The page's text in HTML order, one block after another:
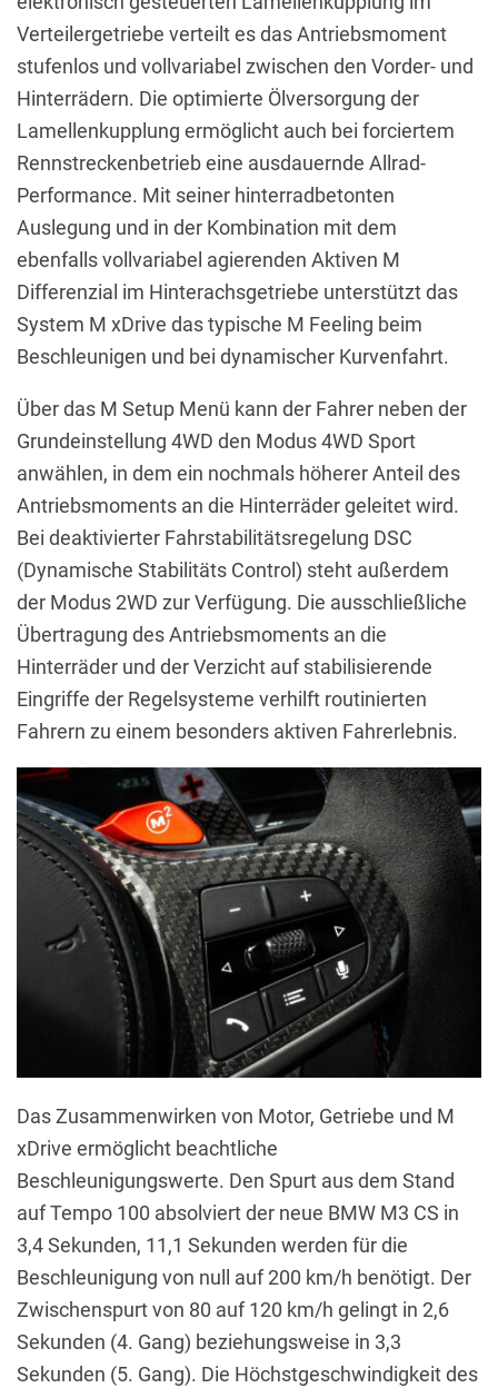
Verteilergetriebe verteilt es das Antriebsmoment
stufenlos und vollvariabel zwischen den Vorder- und
Hinterrädern. Die optimierte Ölversorgung der
Lamellenkupplung ermöglicht auch bei forciertem
Rennstreckenbetrieb eine ausdauernde Allrad-
Performance. Mit seiner hinterradbetonten
Auslegung und in der Kombination mit dem
ebenfalls vollvariabel agierenden Aktiven M
Differenzial im Hinterachsgetriebe unterstützt das
System M xDrive das typische M Feeling beim
Beschleunigen und bei dynamischer Kurvenfahrt.
Über das M Setup Menü kann der Fahrer neben der
Grundeinstellung 4WD den Modus 4WD Sport
anwählen, in dem ein nochmals höherer Anteil des
Antriebsmoments an die Hinterräder geleitet wird.
Bei deaktivierter Fahrstabilitätsregelung DSC
(Dynamische Stabilitäts Control) steht außerdem
der Modus 2WD zur Verfügung. Die ausschließliche
Übertragung des Antriebsmoments an die
Hinterräder und der Verzicht auf stabilisierende
Eingriffe der Regelsysteme verhilft routinierten
Fahrern zu einem besonders aktiven Fahrerlebnis.
Das Zusammenwirken von Motor, Getriebe und M
xDrive ermöglicht beachtliche
Beschleunigungswerte. Den Spurt aus dem Stand
auf Tempo 100 absolviert der neue BMW M3 CS in
3,4 Sekunden, 11,1 Sekunden werden für die
Beschleunigung von null auf 200 km/h benötigt. Der
Zwischenspurt von 80 auf 120 km/h gelingt in 2,6
Sekunden (4. Gang) beziehungsweise in 3,3
Sekunden (5. Gang). Die Höchstgeschwindigkeit des